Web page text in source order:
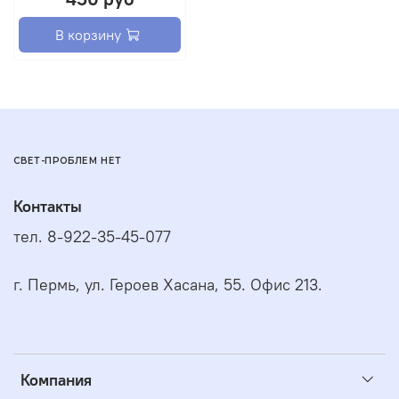
В корзину
СВЕТ-ПРОБЛЕМ НЕТ
Компания
Контакты
тел. 8-922-35-45-077
г. Пермь, ул. Героев Хасана, 55. Офис 213.